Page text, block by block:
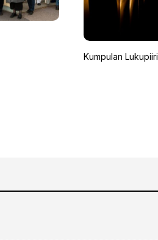
Kumpulan Lukupiiri